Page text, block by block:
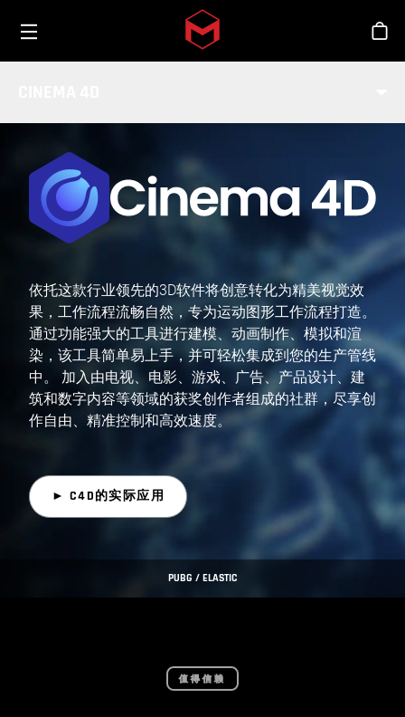
Skip to main content
商
PUBG / ELASTIC
依托这款行业领先的3D软件将创意转化为精美视觉效
果，工作流程流畅自然，专为运动图形工作流程打造。
通过功能强大的工具进行建模、动画制作、模拟和渲
染，该工具简单易上手，并可轻松集成到您的生产管线
中。 加入由电视、电影、游戏、广告、产品设计、建
筑和数字内容等领域的获奖创作者组成的社群，尽享创
作自由、精准控制和高效速度。
► C4D的实际应用
值得信赖